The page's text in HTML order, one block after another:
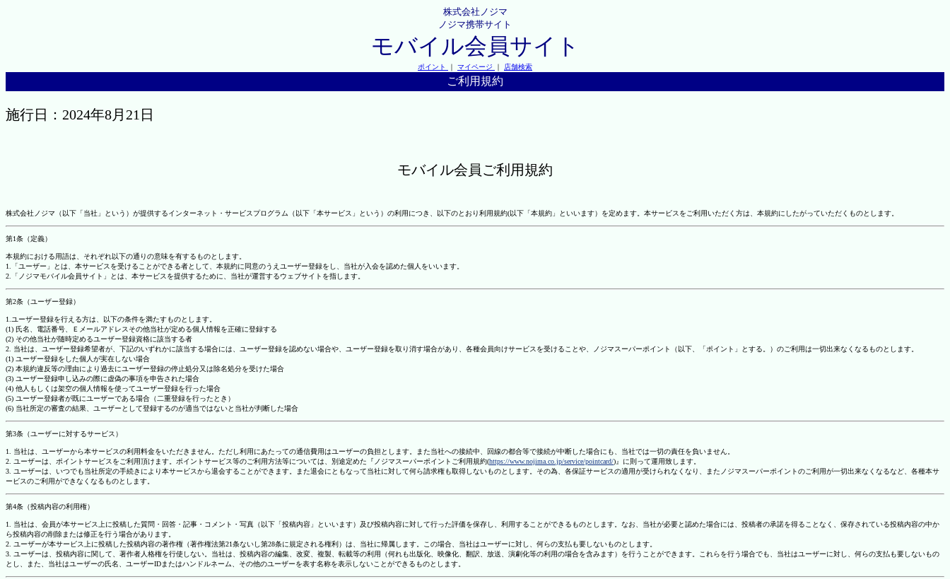
株式会社ノジマ
ノジマ携帯サイト
モバイル会員サイト
ポイント ｜ マイページ ｜ 店舗検索
ご利用規約
施行日：2024年8月21日
モバイル会員ご利用規約
株式会社ノジマ（以下「当社」という）が提供するインターネット・サービスプログラム（以下「本サービス」という）の利用につき、以下のとおり利用規約(以下「本規約」といいます）を定めます。本サービスをご利用いただく方は、本規約にしたがっていただくものとします。
第1条（定義）
本規約における用語は、それぞれ以下の通りの意味を有するものとします。
1.「ユーザー」とは、本サービスを受けることができる者として、本規約に同意のうえユーザー登録をし、当社が入会を認めた個人をいいます。
2.「ノジマモバイル会員サイト」とは、本サービスを提供するために、当社が運営するウェブサイトを指します。
第2条（ユーザー登録）
1.ユーザー登録を行える方は、以下の条件を満たすものとします。
(1) 氏名、電話番号、Ｅメールアドレスその他当社が定める個人情報を正確に登録する
(2) その他当社が随時定めるユーザー登録資格に該当する者
2. 当社は、ユーザー登録希望者が、下記のいずれかに該当する場合には、ユーザー登録を認めない場合や、ユーザー登録を取り消す場合があり、各種会員向けサービスを受けることや、ノジマスーパーポイント（以下、「ポイント」とする。）のご利用は一切出来なくなるものとします。
(1) ユーザー登録をした個人が実在しない場合
(2) 本規約違反等の理由により過去にユーザー登録の停止処分又は除名処分を受けた場合
(3) ユーザー登録申し込みの際に虚偽の事項を申告された場合
(4) 他人もしくは架空の個人情報を使ってユーザー登録を行った場合
(5) ユーザー登録者が既にユーザーである場合（二重登録を行ったとき）
(6) 当社所定の審査の結果、ユーザーとして登録するのが適当ではないと当社が判断した場合
第3条（ユーザーに対するサービス）
1. 当社は、ユーザーから本サービスの利用料金をいただきません。ただし利用にあたっての通信費用はユーザーの負担とします。また当社への接続中、回線の都合等で接続が中断した場合にも、当社では一切の責任を負いません。
2. ユーザーは、ポイントサービスをご利用頂けます。ポイントサービス等のご利用方法等については、別途定めた『ノジマスーパーポイントご利用規約(https://www.nojima.co.jp/service/pointcard/)』に則って運用致します。
3. ユーザーは、いつでも当社所定の手続きにより本サービスから退会することができます。また退会にともなって当社に対して何ら請求権も取得しないものとします。その為、各保証サービスの適用が受けられなくなり、またノジマスーパーポイントのご利用が一切出来なくなるなど、各種本サ
ービスのご利用ができなくなるものとします。
第4条（投稿内容の利用権）
1. 当社は、会員が本サービス上に投稿した質問・回答・記事・コメント・写真（以下「投稿内容」といいます）及び投稿内容に対して行った評価を保存し、利用することができるものとします。なお、当社が必要と認めた場合には、投稿者の承諾を得ることなく、保存されている投稿内容の中か
ら投稿内容の削除または修正を行う場合があります。
2. ユーザーが本サービス上に投稿した投稿内容の著作権（著作権法第21条ないし第28条に規定される権利）は、当社に帰属します。この場合、当社はユーザーに対し、何らの支払も要しないものとします。
3. ユーザーは、投稿内容に関して、著作者人格権を行使しない。当社は、投稿内容の編集、改変、複製、転載等の利用（何れも出版化、映像化、翻訳、放送、演劇化等の利用の場合を含みます）を行うことができます。これらを行う場合でも、当社はユーザーに対し、何らの支払も要しないもの
とし、また、当社はユーザーの氏名、ユーザーIDまたはハンドルネーム、その他のユーザーを表す名称を表示しないことができるものとします。